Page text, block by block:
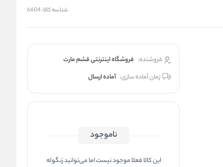
شناسه کالا:6604
فروشنده: فروشگاه اینترنتی قشم مارت
زمان آماده سازی: آماده ارسال
ناموجود
این کالا فعلا موجود نیست اما می‌توانید زنگوله